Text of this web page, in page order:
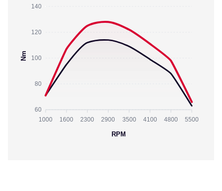
140
120
100
80
60
Nm
1000 1600 2300 2900 3500 4100 4800 5500
RPM